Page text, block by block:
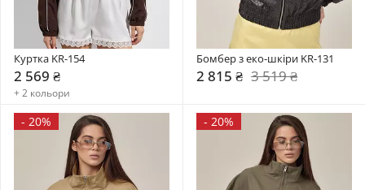
Куртка KR-154
2 569 ₴
+ 2 кольори
Бомбер з еко-шкіри KR-131
2 815 ₴ 3 519 ₴
- 20% - 20%